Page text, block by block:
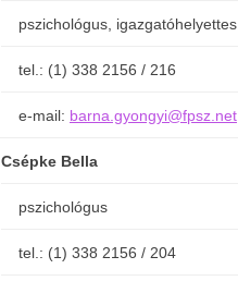
pszichológus, igazgatóhelyettes
tel.: (1) 338 2156 / 216
e-mail: barna.gyongyi@fpsz.net
Csépke Bella
pszichológus
tel.: (1) 338 2156 / 204